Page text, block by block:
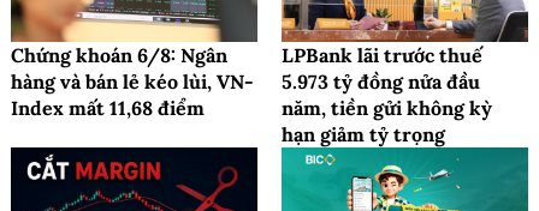
Chứng khoán 6/8: Ngân
hàng và bán lẻ kéo lùi, VN-
Index mất 11,68 điểm
LPBank lãi trước thuế
5.973 tỷ đồng nửa đầu
năm, tiền gửi không kỳ
hạn giảm tỷ trọng